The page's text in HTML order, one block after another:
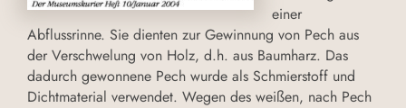
einer
Abflussrinne. Sie dienten zur Gewinnung von Pech aus
der Verschwelung von Holz, d.h. aus Baumharz. Das
dadurch gewonnene Pech wurde als Schmierstoff und
Dichtmaterial verwendet. Wegen des weißen, nach Pech